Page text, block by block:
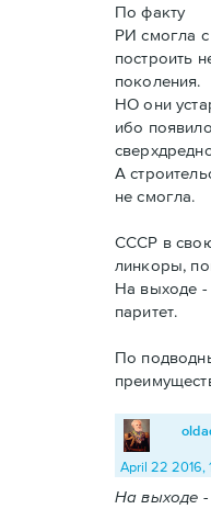
По факту
РИ смогла
построить
поколения.
НО они
ибо
А
не смогла.
СССР в
линкоры,
На выходе -
паритет.
По
April 22 2016,
На выходе -